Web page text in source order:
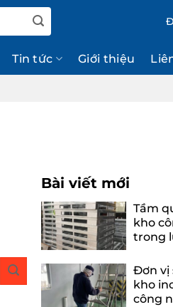
Tin tức Giới thiệu
Bài viết mới
Tầm
kho
trong
Đơn vị
kho
công